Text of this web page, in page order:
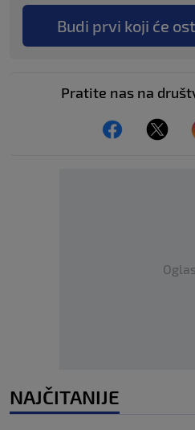
Budi prvi koji će
Pratite nas na
Oglas
NAJČITANIJE